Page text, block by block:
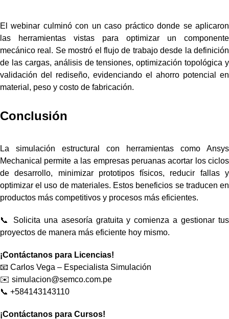
El webinar culminó con un caso práctico donde se aplicaron
las herramientas vistas para optimizar un componente
mecánico real. Se mostró el flujo de trabajo desde la definición
de las cargas, análisis de tensiones, optimización topológica y
validación del rediseño, evidenciando el ahorro potencial en
material, peso y costo de fabricación.
Conclusión
La simulación estructural con herramientas como Ansys
Mechanical permite a las empresas peruanas acortar los ciclos
de desarrollo, minimizar prototipos físicos, reducir fallas y
optimizar el uso de materiales. Estos beneficios se traducen en
productos más competitivos y procesos más eficientes.
📞 Solicita una asesoría gratuita y comienza a gestionar tus
proyectos de manera más eficiente hoy mismo.
¡Contáctanos para Licencias!
📧 Carlos Vega – Especialista Simulación
✉️ simulacion@semco.com.pe
📞 +584143143110
¡Contáctanos para Cursos!